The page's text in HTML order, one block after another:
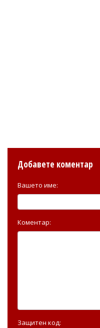
Добавете коментар
Вашето име:
Коментар:
Защитен код: